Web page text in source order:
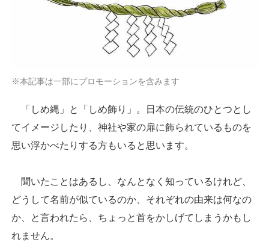
※本記事は一部にプロモーションを含みます
「しめ縄」と「しめ飾り」。日本の伝統のひとつとし
てイメージしたり、神社や家の扉に飾られているものを
思い浮かべたりする方もいると思います。
聞いたことはあるし、なんとなく知っているけれど、
どうして名前が似ているのか、それぞれの由来は何なの
か、と言われたら、ちょっと首をかしげてしまうかもし
れません。